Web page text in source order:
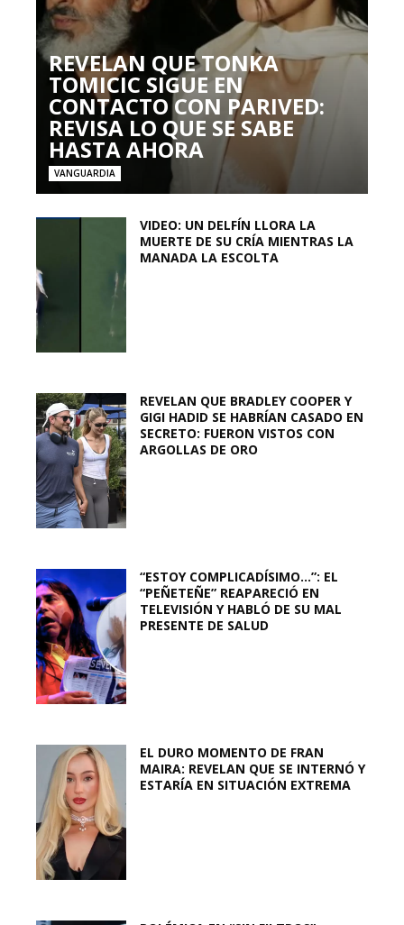
REVELAN QUE TONKA
TOMICIC SIGUE EN
CONTACTO CON PARIVED:
REVISA LO QUE SE SABE
HASTA AHORA
VANGUARDIA
VIDEO: UN DELFÍN LLORA LA
MUERTE DE SU CRÍA MIENTRAS LA
MANADA LA ESCOLTA
REVELAN QUE BRADLEY COOPER Y
GIGI HADID SE HABRÍAN CASADO EN
SECRETO: FUERON VISTOS CON
ARGOLLAS DE ORO
“ESTOY COMPLICADÍSIMO…”: EL
“PEÑETEÑE” REAPARECIÓ EN
TELEVISIÓN Y HABLÓ DE SU MAL
PRESENTE DE SALUD
EL DURO MOMENTO DE FRAN
MAIRA: REVELAN QUE SE INTERNÓ Y
ESTARÍA EN SITUACIÓN EXTREMA